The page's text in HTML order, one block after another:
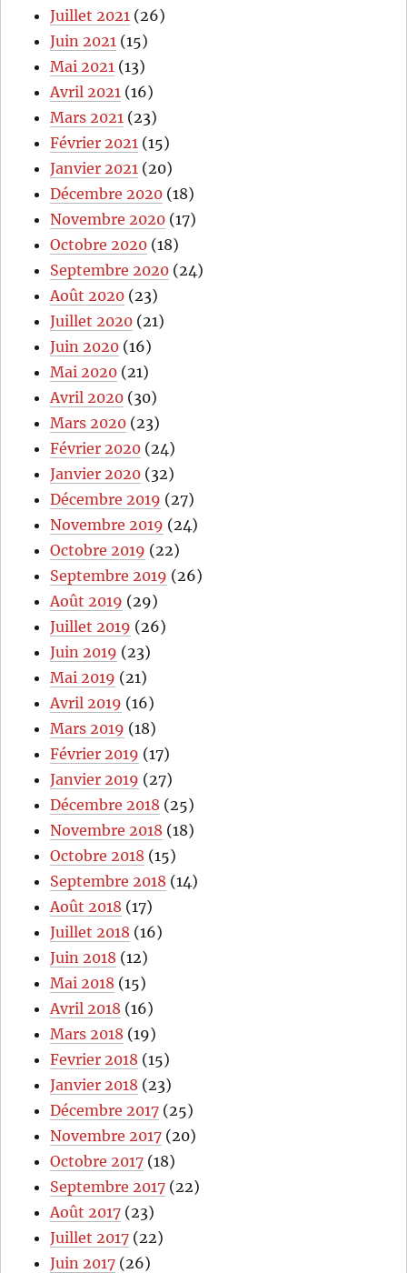
Juillet 2021 (26)
Juin 2021 (15)
Mai 2021 (13)
Avril 2021 (16)
Mars 2021 (23)
Février 2021 (15)
Janvier 2021 (20)
Décembre 2020 (18)
Novembre 2020 (17)
Octobre 2020 (18)
Septembre 2020 (24)
Août 2020 (23)
Juillet 2020 (21)
Juin 2020 (16)
Mai 2020 (21)
Avril 2020 (30)
Mars 2020 (23)
Février 2020 (24)
Janvier 2020 (32)
Décembre 2019 (27)
Novembre 2019 (24)
Octobre 2019 (22)
Septembre 2019 (26)
Août 2019 (29)
Juillet 2019 (26)
Juin 2019 (23)
Mai 2019 (21)
Avril 2019 (16)
Mars 2019 (18)
Février 2019 (17)
Janvier 2019 (27)
Décembre 2018 (25)
Novembre 2018 (18)
Octobre 2018 (15)
Septembre 2018 (14)
Août 2018 (17)
Juillet 2018 (16)
Juin 2018 (12)
Mai 2018 (15)
Avril 2018 (16)
Mars 2018 (19)
Fevrier 2018 (15)
Janvier 2018 (23)
Décembre 2017 (25)
Novembre 2017 (20)
Octobre 2017 (18)
Septembre 2017 (22)
Août 2017 (23)
Juillet 2017 (22)
Juin 2017 (26)